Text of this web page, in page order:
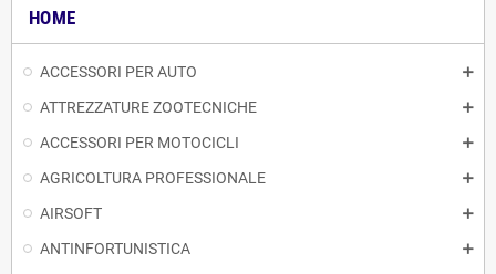
HOME
ACCESSORI PER AUTO
ATTREZZATURE ZOOTECNICHE
ACCESSORI PER MOTOCICLI
AGRICOLTURA PROFESSIONALE
AIRSOFT
ANTINFORTUNISTICA